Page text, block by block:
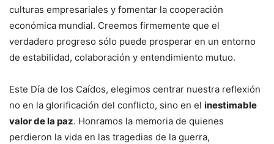
culturas empresariales y fomentar la cooperación
económica mundial. Creemos firmemente que el
verdadero progreso sólo puede prosperar en un entorno
de estabilidad, colaboración y entendimiento mutuo.
Este Día de los Caídos, elegimos centrar nuestra reflexión
no en la glorificación del conflicto, sino en el inestimable
valor de la paz. Honramos la memoria de quienes
perdieron la vida en las tragedias de la guerra,